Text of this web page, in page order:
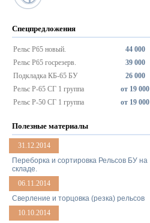
Спецпредложения
Рельс Р65 новый.
44 000
Рельс Р65 госрезерв.
39 000
Подкладка КБ-65 БУ
26 000
Рельс Р-65 СГ 1 группа
от 19 000
Рельс Р-50 СГ 1 группа
от 19 000
Полезные материалы
31.12.2014
Переборка и сортировка Рельсов БУ на
складе.
06.11.2014
Сверление и торцовка (резка) рельсов
10.10.2014